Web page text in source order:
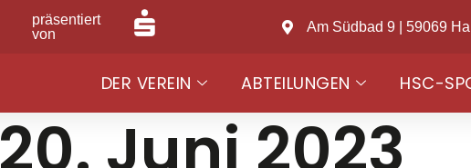
präsentiert
von
Am Südbad 9 | 59069
DER VEREIN ABTEILUNGEN HSC-
20. Juni 2023